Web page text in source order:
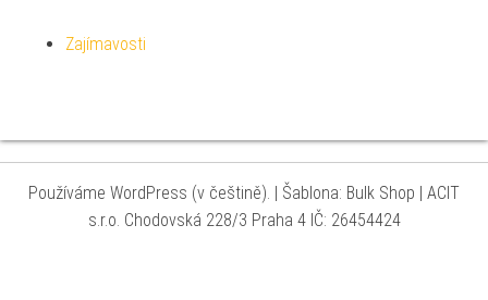
Zajímavosti
Používáme WordPress (v češtině). | Šablona: Bulk Shop | ACIT
s.r.o. Chodovská 228/3 Praha 4 IČ: 26454424